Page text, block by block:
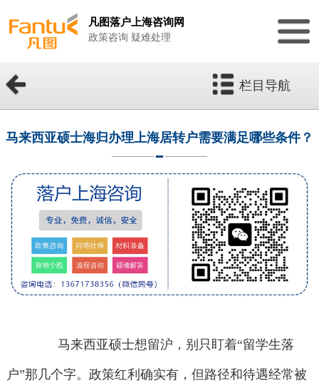
凡图落户上海咨询网
政策咨询 疑难处理
栏目导航
马来西亚硕士海归办理上海居转户需要满足哪些条件？
马来西亚硕士想留沪，别只盯着“留学生落
户”那几个字。政策红利确实有，但路径和待遇经常被